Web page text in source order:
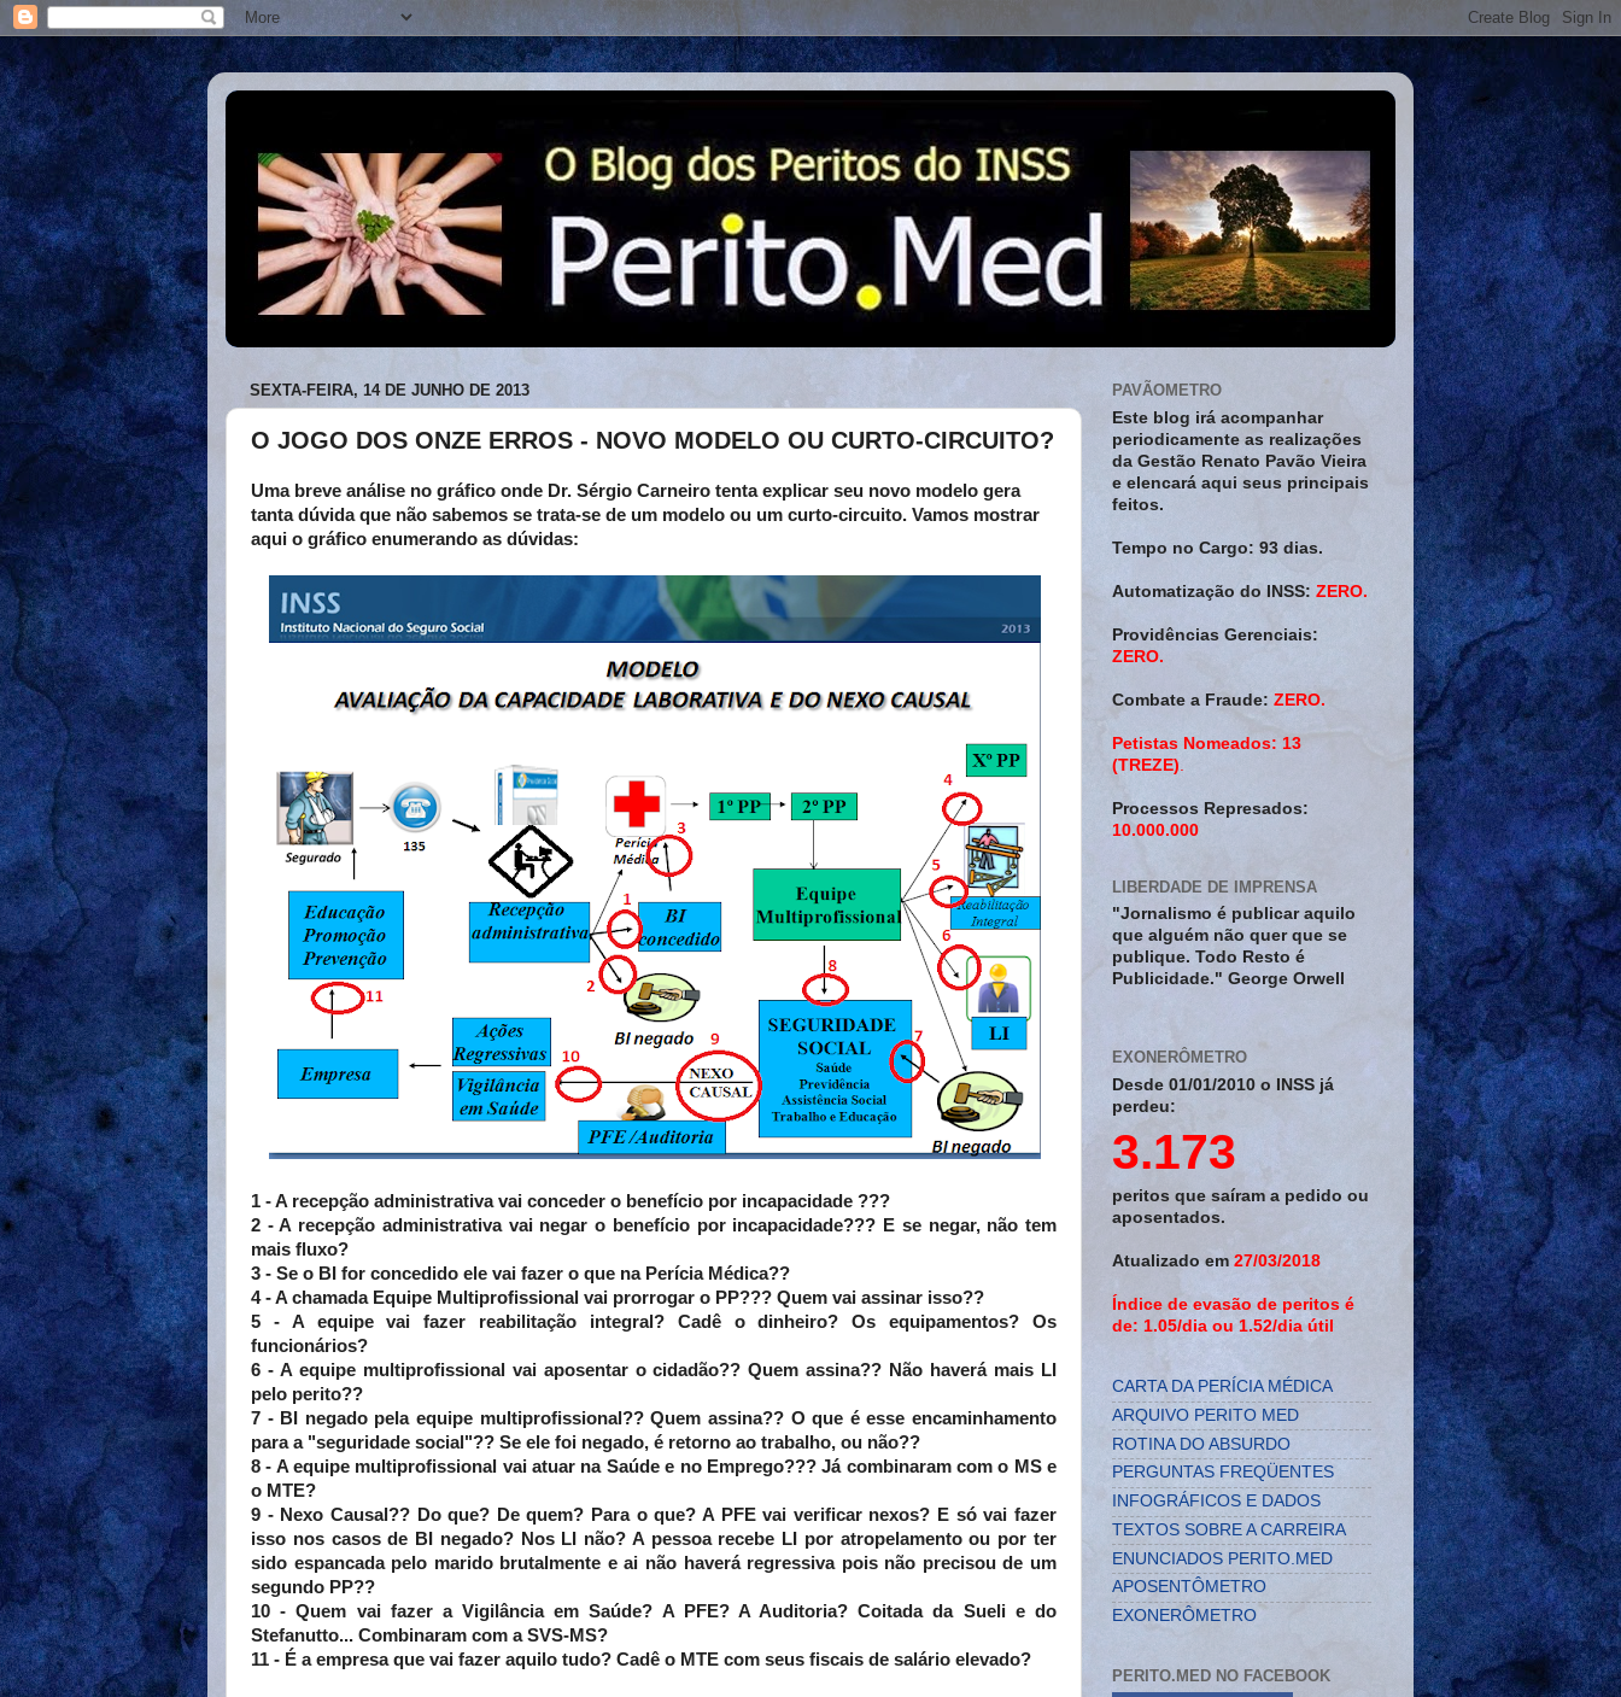
SEXTA-FEIRA, 14 DE JUNHO DE 2013
O JOGO DOS ONZE ERROS - NOVO MODELO OU CURTO-CIRCUITO?
Uma breve análise no gráfico onde Dr. Sérgio Carneiro tenta explicar seu novo modelo gera
tanta dúvida que não sabemos se trata-se de um modelo ou um curto-circuito. Vamos mostrar
aqui o gráfico enumerando as dúvidas:
1 - A recepção administrativa vai conceder o benefício por incapacidade ???
2 - A recepção administrativa vai negar o benefício por incapacidade??? E se negar, não tem
mais fluxo?
3 - Se o BI for concedido ele vai fazer o que na Perícia Médica??
4 - A chamada Equipe Multiprofissional vai prorrogar o PP??? Quem vai assinar isso??
5 - A equipe vai fazer reabilitação integral? Cadê o dinheiro? Os equipamentos? Os
funcionários?
6 - A equipe multiprofissional vai aposentar o cidadão?? Quem assina?? Não haverá mais LI
pelo perito??
7 - BI negado pela equipe multiprofissional?? Quem assina?? O que é esse encaminhamento
para a "seguridade social"?? Se ele foi negado, é retorno ao trabalho, ou não??
8 - A equipe multiprofissional vai atuar na Saúde e no Emprego??? Já combinaram com o MS e
o MTE?
9 - Nexo Causal?? Do que? De quem? Para o que? A PFE vai verificar nexos? E só vai fazer
isso nos casos de BI negado? Nos LI não? A pessoa recebe LI por atropelamento ou por ter
sido espancada pelo marido brutalmente e ai não haverá regressiva pois não precisou de um
segundo PP??
10 - Quem vai fazer a Vigilância em Saúde? A PFE? A Auditoria? Coitada da Sueli e do
Stefanutto... Combinaram com a SVS-MS?
11 - É a empresa que vai fazer aquilo tudo? Cadê o MTE com seus fiscais de salário elevado?
PAVÃOMETRO
Este blog irá acompanhar
periodicamente as realizações
da Gestão Renato Pavão Vieira
e elencará aqui seus principais
feitos.
Tempo no Cargo: 93 dias.
Automatização do INSS: ZERO.
Providências Gerenciais:
ZERO.
Combate a Fraude: ZERO.
Petistas Nomeados: 13
(TREZE)
Processos Represados:
10.000.000
LIBERDADE DE IMPRENSA
"Jornalismo é publicar aquilo
que alguém não quer que se
publique. Todo Resto é
Publicidade." George Orwell
EXONERÔMETRO
Desde 01/01/2010 o INSS já
perdeu:
3.173
peritos que saíram a pedido ou
aposentados.
Atualizado em 27/03/2018
Índice de evasão de peritos é
de: 1.05/dia ou 1.52/dia útil
CARTA DA PERÍCIA MÉDICA
ARQUIVO PERITO MED
ROTINA DO ABSURDO
PERGUNTAS FREQÜENTES
INFOGRÁFICOS E DADOS
TEXTOS SOBRE A CARREIRA
ENUNCIADOS PERITO.MED
APOSENTÔMETRO
EXONERÔMETRO
PERITO.MED NO FACEBOOK